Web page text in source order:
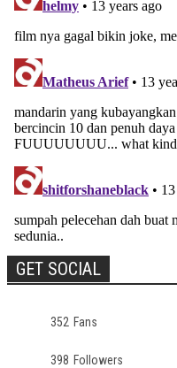
GET SOCIAL
352 Fans
398 Followers